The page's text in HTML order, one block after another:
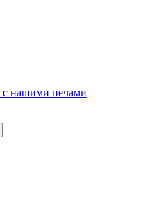
с нашими печами